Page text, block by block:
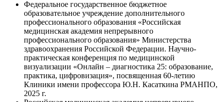
Федеральное государственное бюджетное
образовательное учреждение дополнительного
профессионального образования «Российская
медицинская академия непрерывного
профессионального образования» Министерства
здравоохранения Российской Федерации. Научно-
практическая конференция по медицинской
визуализации «Онлайн – диагностика 25: образование,
практика, цифровизация», посвященная 60-летию
Клиники имени профессора Ю.Н. Касаткина РМАНПО,
2025 г.